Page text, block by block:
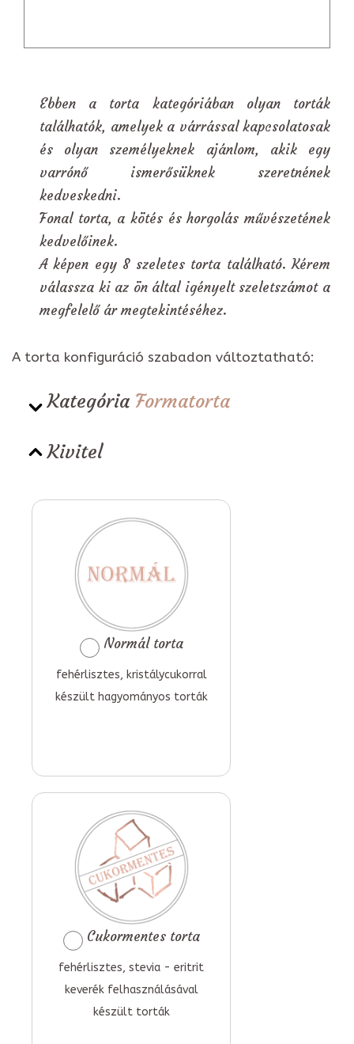
Ebben a torta kategóriában olyan torták
találhatók, amelyek a várrással kapcsolatosak
és olyan személyeknek ajánlom, akik egy
varrónő ismerősüknek szeretnének
kedveskedni.
Fonal torta, a kötés és horgolás művészetének
kedvelőinek.
A képen egy 8 szeletes torta található. Kérem
válassza ki az ön által igényelt szeletszámot a
megfelelő ár megtekintéséhez.
A torta konfiguráció szabadon változtatható:
Kategória Formatorta
Kivitel
Normál torta
fehérlisztes, kristálycukorral
készült hagyományos torták
Cukormentes torta
fehérlisztes, stevia - eritrit
keverék felhasználásával
készült torták